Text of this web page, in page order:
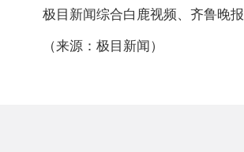
极目新闻综合白鹿视频、齐鲁晚报
（来源：极目新闻）